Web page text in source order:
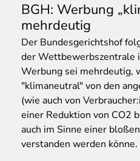
BGH: Werbung
mehrdeutig
Der Bundesgerichtshof
der Wettbewerbszentrale
Werbung sei mehrdeutig,
"klimaneutral" von den
(wie auch von
einer Reduktion von CO2
auch im Sinne einer
verstanden werden könne.